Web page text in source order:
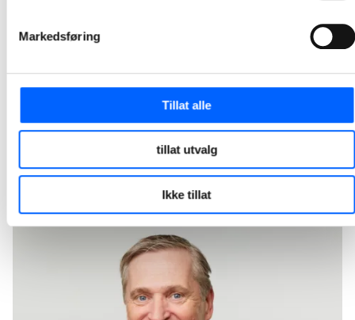
Markedsføring
Tillat alle
tillat utvalg
Ikke tillat
NCC har inngått kontrakt med Union Eiendomskapital, på vegne av fondet UREF II Holding, om bygging av Valle Vision. Kontorbygget skal sertifiseres til BREEAM Excellent og blir på totalt 22.300 kvadratmeter. Valle Vision blir tredje byggetrinn på Valle, hvor NCC tidligere har gjennomført byggetrinn 1 og 2. Kontraktsverdien er på MNOK 511.
8 9 10 11